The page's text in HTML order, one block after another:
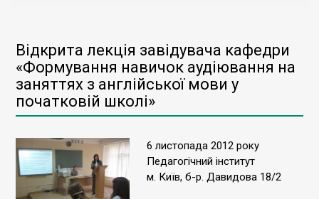
Відкрита лекція завідувача кафедри
«Формування навичок аудіювання на
заняттях з англійської мови у
початковій школі»
6 листопада 2012 року
Педагогічний інститут
м. Київ, б-р. Давидова 18/2